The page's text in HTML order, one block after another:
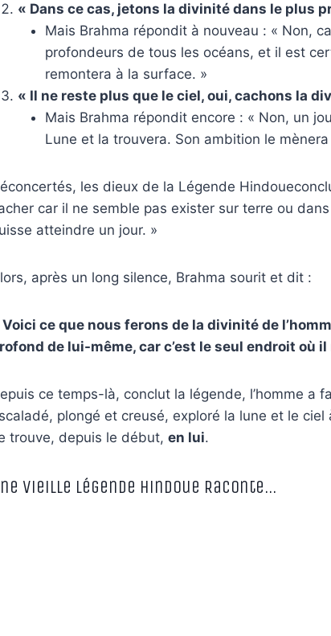
« Dans ce cas, jetons la divinité dans le plus
Mais Brahma répondit à nouveau : « Non,
profondeurs de tous les océans, et il est
remontera à la surface. »
« Il ne reste plus que le ciel, oui, cachons la
Mais Brahma répondit encore : « Non, un
Lune et la trouvera. Son ambition le mènera
les dieux de la Légende
car il ne semble pas exister sur terre ou dans
atteindre un jour. »
après un long silence, Brahma sourit et dit :
Voici ce que nous ferons de la divinité de
de lui-même, car c’est le seul endroit où
ce temps-là, conclut la légende, l’homme a
plongé et creusé, exploré la lune et le
trouve, depuis le début, en lui.
Vieille Légende Hindoue Raconte…